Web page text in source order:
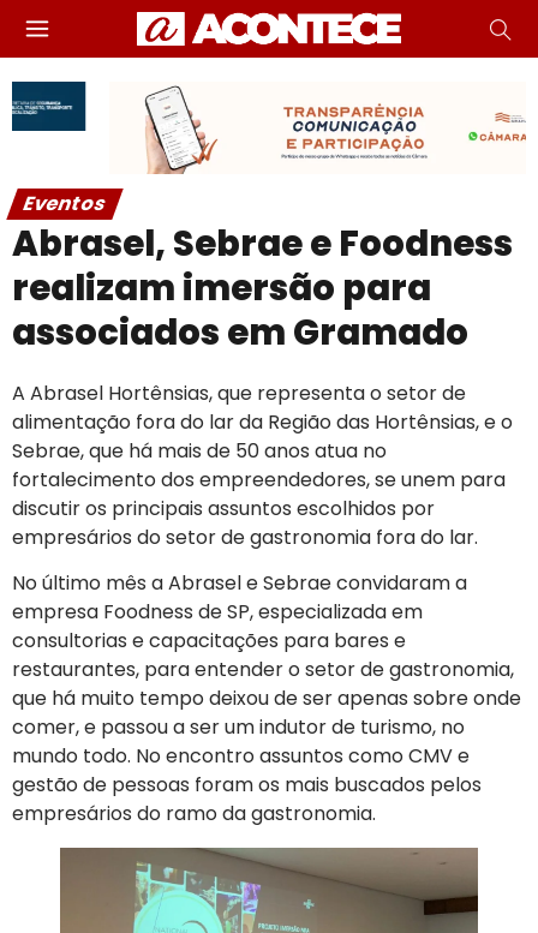
Eventos
Abrasel, Sebrae e Foodness
realizam imersão para
associados em Gramado
A Abrasel Hortênsias, que representa o setor de
alimentação fora do lar da Região das Hortênsias, e o
Sebrae, que há mais de 50 anos atua no
fortalecimento dos empreendedores, se unem para
discutir os principais assuntos escolhidos por
empresários do setor de gastronomia fora do lar.
No último mês a Abrasel e Sebrae convidaram a
empresa Foodness de SP, especializada em
consultorias e capacitações para bares e
restaurantes, para entender o setor de gastronomia,
que há muito tempo deixou de ser apenas sobre onde
comer, e passou a ser um indutor de turismo, no
mundo todo. No encontro assuntos como CMV e
gestão de pessoas foram os mais buscados pelos
empresários do ramo da gastronomia.